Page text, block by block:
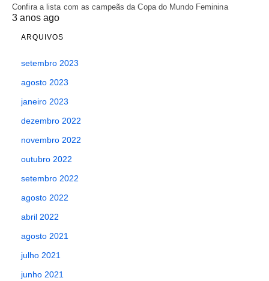
Confira a lista com as campeãs da Copa do Mundo Feminina
3 anos ago
ARQUIVOS
setembro 2023
agosto 2023
janeiro 2023
dezembro 2022
novembro 2022
outubro 2022
setembro 2022
agosto 2022
abril 2022
agosto 2021
julho 2021
junho 2021